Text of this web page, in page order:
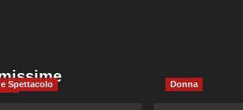
Spettacolo Donna